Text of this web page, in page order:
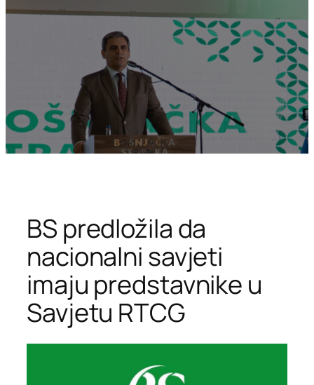
BS predložila da
nacionalni savjeti
imaju predstavnike u
Savjetu RTCG